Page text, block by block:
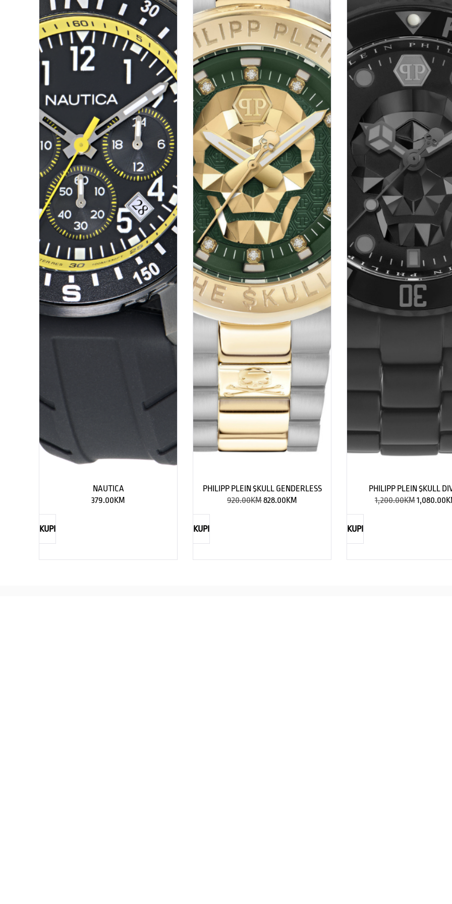
NAUTICA
379.00KM
KUPI
PHILIPP PLEIN $KULL GENDERLESS
920.00KM828.00KM
KUPI
PHILIPP PLEIN $KULL
1,200.00KM1,080.00
KUPI